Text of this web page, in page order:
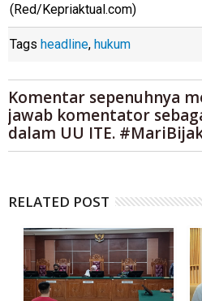
(Red/Kepriaktual.com)
Tags headline, hukum
Komentar sepenuhnya
jawab komentator
dalam UU ITE.
RELATED POST